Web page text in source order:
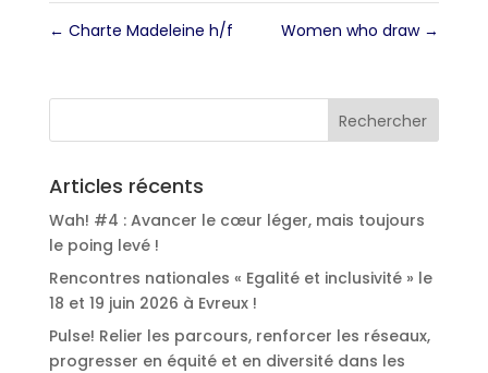
← Charte Madeleine h/f Women who draw →
Articles récents
Wah! #4 : Avancer le cœur léger, mais toujours
le poing levé !
Rencontres nationales « Egalité et inclusivité » le
18 et 19 juin 2026 à Evreux !
Pulse! Relier les parcours, renforcer les réseaux,
progresser en équité et en diversité dans les